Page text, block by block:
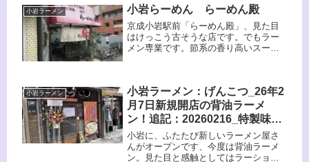
ることですが、旨いですよ。以前は値
段が高かったのですが、それも価格改
定が一部であり、食べやすくなりまし
たね。
小岩ラーメン 小岩らーめん らーめん殿
京成小岩駅前「らーめん殿」、見た目
はけっこう古そうな店です。でもラー
メン専業です。節系の香り高いスープ
早くもまた行きたいですね。多分、リ
ピートするでしょう。
小岩ラーメン
小岩ラーメン：げんこつ_26年2
月7日新規開店の背油ラーメ
ン！追記：20260216_特製味噌
ラーメン
小岩に、ふたたび新しいラーメン屋さ
んがオープンです、今度は背油ラーメ
ン。見た目と感触としてはラーショの